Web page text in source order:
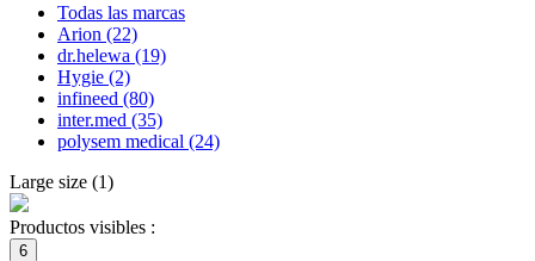
Todas las marcas
Arion (22)
dr.helewa (19)
Hygie (2)
infineed (80)
inter.med (35)
polysem medical (24)
Large size (1)
Productos visibles :
6